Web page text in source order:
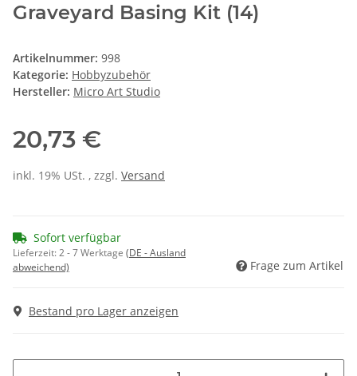
Graveyard Basing Kit (14)
Artikelnummer: 998
Kategorie: Hobbyzubehör
Hersteller: Micro Art Studio
20,73 €
inkl. 19% USt. , zzgl. Versand
Sofort verfügbar
Lieferzeit:2 - 7 Werktage (DE - Ausland
abweichend)
Frage zum Artikel
Bestand pro Lager anzeigen